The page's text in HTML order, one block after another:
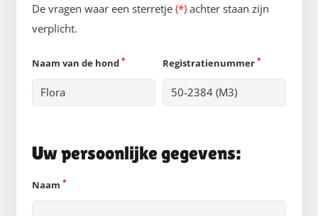
De vragen waar een sterretje (*) achter staan zijn
verplicht.
Naam van de hond * Registratienummer *
Uw persoonlijke gegevens:
Naam *